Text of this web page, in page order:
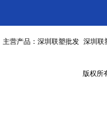
主营产品：深圳联塑批发 深圳
版权所